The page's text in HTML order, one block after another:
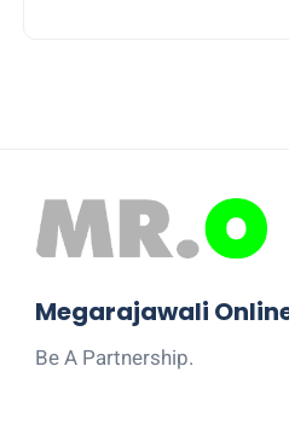
Megarajawali
Be A Partnership.